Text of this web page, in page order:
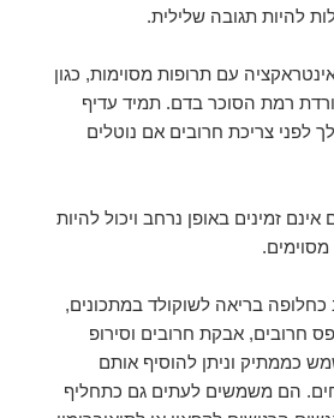
להיות תגובה שלילית.
עם תרופות מסוימות, כגון
רמת הסוכר בדם. תמיד עדיף
לפני צריכת חרובים אם נוטלים
אינם זמינים באופן נרחב ויכול להיות
בריאה לשוקולד במתכונים,
חרובים, אבקת חרובים וסירופ
כממתיק וניתן להוסיף אותם
הם משמשים לעתים גם כתחליף